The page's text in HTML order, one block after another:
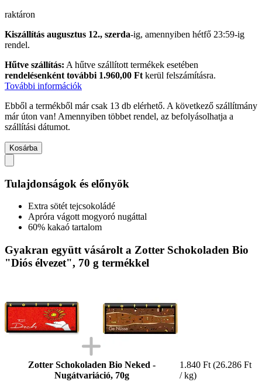
raktáron
Kiszállítás augusztus 12., szerda-ig, amennyiben hétfő 23:59-ig
rendel.
Hűtve szállítás: A hűtve szállított termékek esetében
rendelésenként további 1.960,00 Ft kerül felszámításra.
További információk
Ebből a termékből már csak 13 db elérhető. A következő szállítmány
már úton van! Amennyiben többet rendel, az befolyásolhatja a
szállítási dátumot.
Kosárba
Tulajdonságok és előnyök
Extra sötét tejcsokoládé
Apróra vágott mogyoró nugáttal
60% kakaó tartalom
Gyakran együtt vásárolt a Zotter Schokoladen Bio
"Diós élvezet", 70 g termékkel
Zotter Schokoladen Bio Neked -
Nugátvariáció, 70g
1.840 Ft (26.286 Ft
/ kg)